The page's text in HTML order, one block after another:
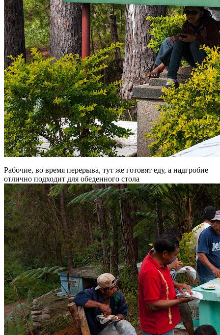
Рабочие, во время перерыва, тут же готовят еду, а надгробие
отлично подходит для обеденного стола